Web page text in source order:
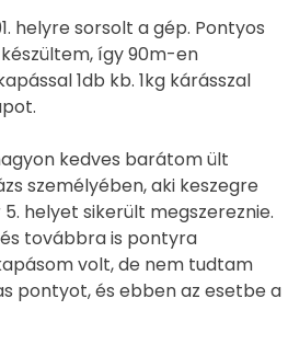
helyre sorsolt a gép. Pontyos
így 90m-en
1db kb. 1kg kárásszal
kedves barátom ült
személyében, aki keszegre
helyet sikerült megszereznie.
továbbra is pontyra
volt, de nem tudtam
pontyot, és ebben az esetbe a